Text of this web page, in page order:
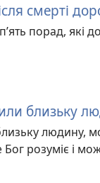
смерті
п’ять порад,
близьку
людину,
Бог розуміє і